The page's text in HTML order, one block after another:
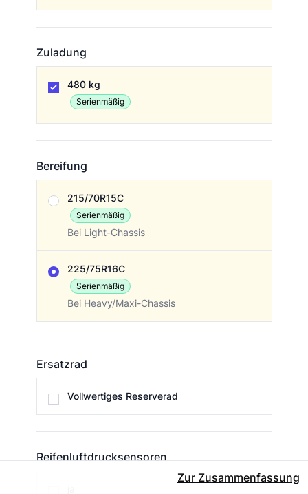
Zuladung
480 kg
Serienmäßig
Bereifung
215/70R15C
Serienmäßig
Bei Light-Chassis
225/75R16C
Serienmäßig
Bei Heavy/Maxi-Chassis
Ersatzrad
Vollwertiges Reserverad
Reifenluftdrucksensoren
Zur Zusammenfassung